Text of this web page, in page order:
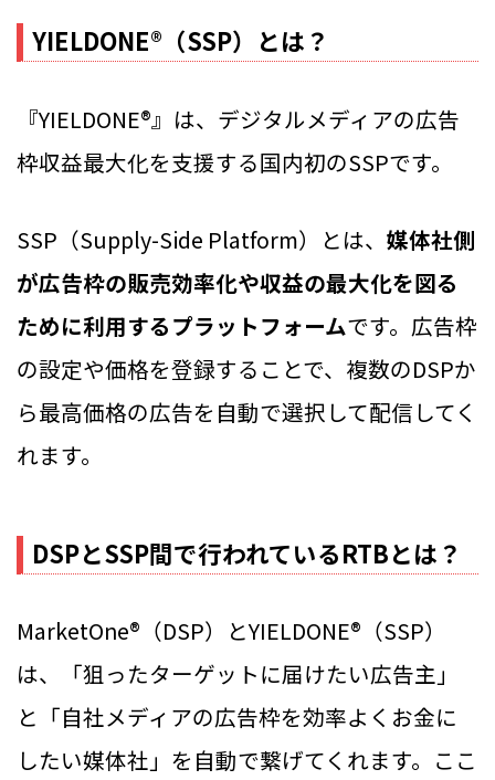
YIELDONE®（SSP）とは？
『YIELDONE®』は、デジタルメディアの広告
枠収益最大化を支援する国内初のSSPです。
SSP（Supply-Side Platform）とは、 媒体社側
が広告枠の販売効率化や収益の最大化を図る
ために利用するプラットフォームです。広告枠
の設定や価格を登録することで、複数のDSPか
ら最高価格の広告を自動で選択して配信してく
れます。
DSPとSSP間で行われているRTBとは？
MarketOne®（DSP）とYIELDONE®（SSP）
は、「狙ったターゲットに届けたい広告主」
と「自社メディアの広告枠を効率よくお金に
したい媒体社」を自動で繋げてくれます。ここ